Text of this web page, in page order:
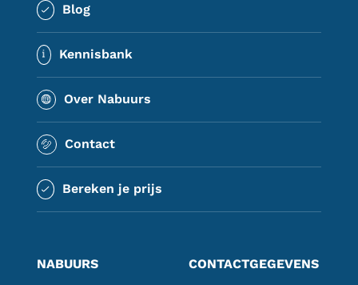
Blog
Kennisbank
Over Nabuurs
Contact
Bereken je prijs
NABUURS CONTACTGEGEVENS